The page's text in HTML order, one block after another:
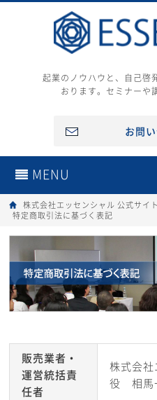
起業のノウハウと、自己啓
おります。セミナーや
お問
MENU
株式会社エッセンシャル 公式サイ
特定商取引法に基づく表記
販売業者・
運営統括責
任者
株式会
役 相馬